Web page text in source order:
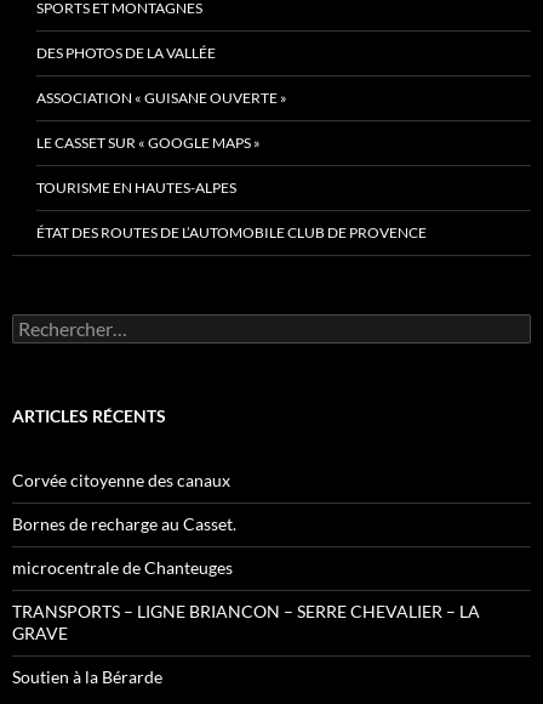
SPORTS ET MONTAGNES
DES PHOTOS DE LA VALLÉE
ASSOCIATION « GUISANE OUVERTE »
LE CASSET SUR « GOOGLE MAPS »
TOURISME EN HAUTES-ALPES
ÉTAT DES ROUTES DE L’AUTOMOBILE CLUB DE PROVENCE
Rechercher :
ARTICLES RÉCENTS
Corvée citoyenne des canaux
Bornes de recharge au Casset.
microcentrale de Chanteuges
TRANSPORTS – LIGNE BRIANCON – SERRE CHEVALIER – LA
GRAVE
Soutien à la Bérarde